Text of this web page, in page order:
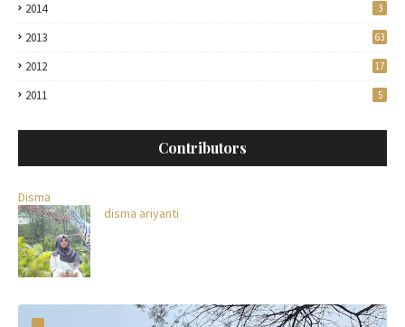
2014 3
2013 63
2012 17
2011 5
Contributors
Disma
disma ariyanti